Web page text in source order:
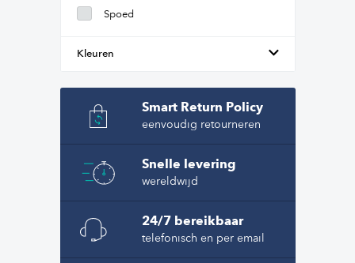
Spoed
Kleuren
Smart Return Policy
eenvoudig retourneren
Snelle levering
wereldwijd
24/7 bereikbaar
telefonisch en per email